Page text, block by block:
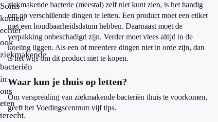
Soms
komen
echter
ook
ziekmakende
bacteriën
in
ons
eten
terecht.
ziekmakende bacterie (meestal) zelf niet kunt zien, is het handig
om op verschillende dingen te letten. Een product moet een etiket
met een houdbaarheidsdatum hebben. Daarnaast moet de
verpakking onbeschadigd zijn. Verder moet vlees altijd in de
koeling liggen. Als een of meerdere dingen niet in orde zijn, dan
is het wijs om dit product niet te kopen.
Waar kun je thuis op letten?
Om verspreiding van ziekmakende bacteriën thuis te voorkomen,
geeft het Voedingscentrum vijf tips.